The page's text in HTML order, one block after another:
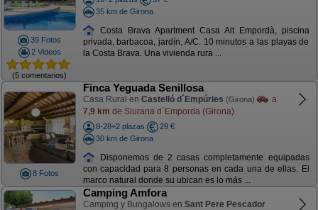
39 Fotos
2 Videos
(5 comentarios)
35 km de Girona
Costa Brava Apartment Casa Alt Empordà, piscina
privada, barbacoa, jardín, A/C. 10 minutos a las playas de
la Costa Brava. Una vivienda rura ...
8 Fotos
Finca Yeguada Senillosa
Casa Rural en Castelló d´Empúries (Girona)
a
7,9 km de Siurana d´Emporda (Girona)
8-28+2 plazas
29 €
30 km de Girona
Disponemos de 2 casas completamente equipadas
con capacidad para 8 personas en cada una de ellas. El
marco natural donde su ubican es lo más ...
Camping Amfora
Camping y Bungalows en Sant Pere Pescador